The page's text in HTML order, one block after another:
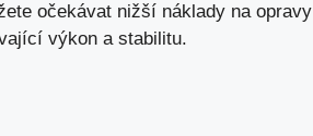
očekávat nižší náklady na opravy
výkon a stabilitu.